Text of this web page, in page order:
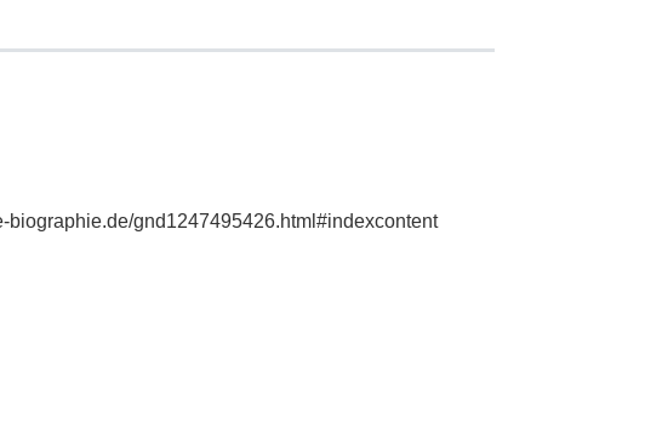
biographie.de/gnd1247495426.html#indexcontent